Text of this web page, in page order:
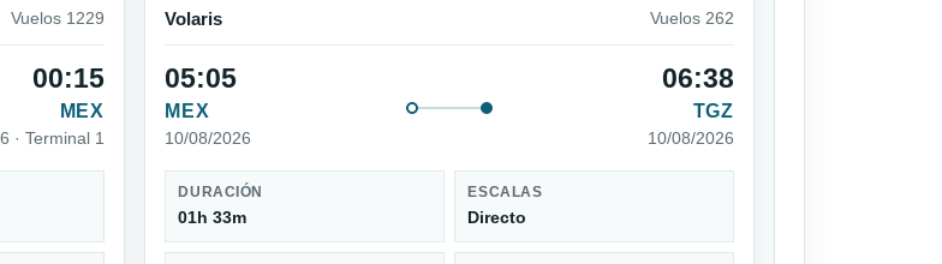
Vuelos 1229
00:15
MEX
· Terminal 1
Volaris Vuelos 262
05:05
MEX
10/08/2026
06:38
TGZ
10/08/2026
DURACIÓN
01h 33m
ESCALAS
Directo